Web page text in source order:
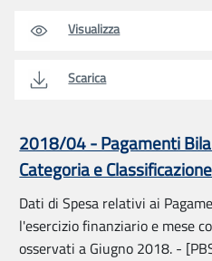
Visualizza
Scarica
2018/04 - Pagamenti
Categoria e
Dati di Spesa relativi ai
l'esercizio finanziario e mese
osservati a Giugno 2018. -